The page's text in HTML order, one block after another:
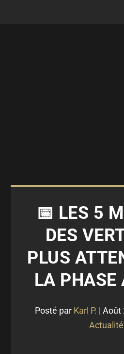
📅 LES 5
DES
PLUS
LA PHASE
Posté par Karl P. | Août